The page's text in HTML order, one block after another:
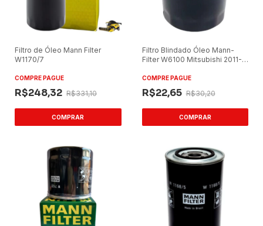
Filtro de Óleo Mann Filter
W1170/7
COMPRE PAGUE
R$248,32 R$331,10
Filtro Blindado Óleo Mann-
Filter W6100 Mitsubishi 2011-
COMPRE PAGUE
R$22,65 R$30,20